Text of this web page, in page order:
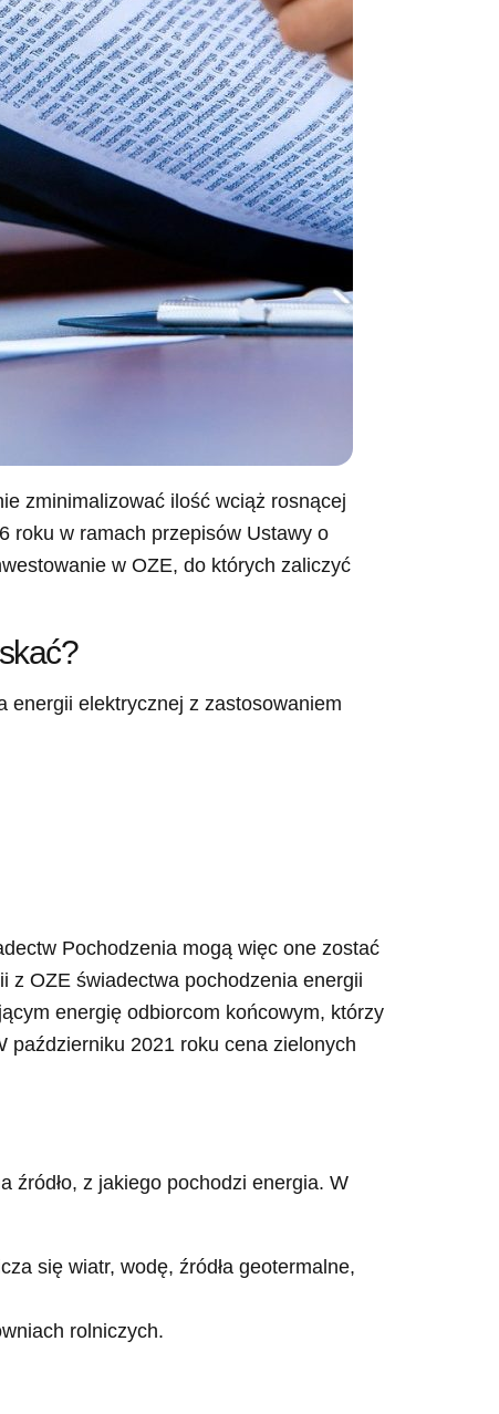
zminimalizować ilość wciąż rosnącej
roku w ramach przepisów Ustawy o
w OZE, do których zaliczyć
energii elektrycznej z zastosowaniem
Pochodzenia mogą więc one zostać
z OZE świadectwa pochodzenia energii
energię odbiorcom końcowym, którzy
październiku 2021 roku cena zielonych
źródło, z jakiego pochodzi energia. W
się wiatr, wodę, źródła geotermalne,
rolniczych.